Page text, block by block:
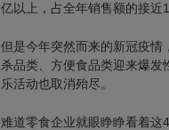
亿以上，占全年销售额的接近
但是今年突然而来的新冠疫情
杀品类、方便食品类迎来爆发
乐活动也取消殆尽。
难道零食企业就眼睁睁看着这